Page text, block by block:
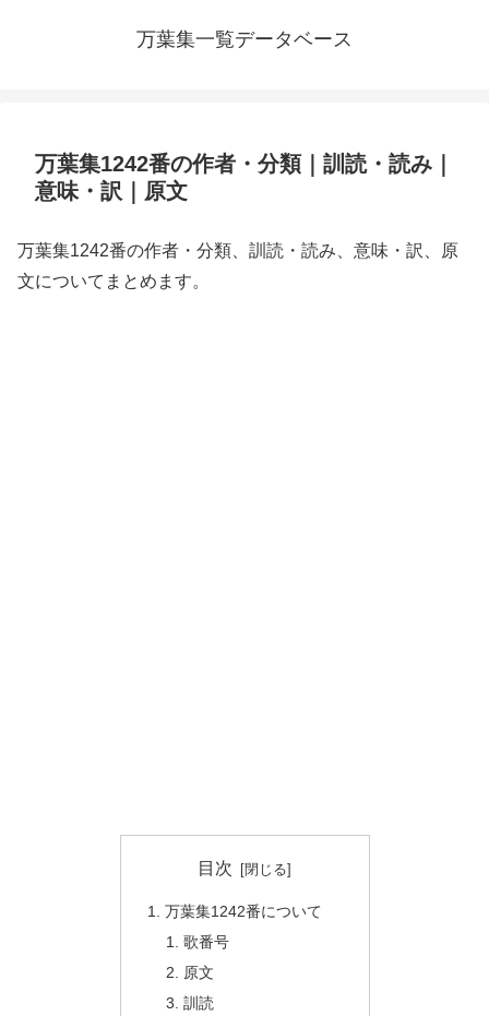
万葉集一覧データベース
万葉集1242番の作者・分類｜訓読・読み｜
意味・訳｜原文
万葉集1242番の作者・分類、訓読・読み、意味・訳、原
文についてまとめます。
目次
万葉集1242番について
歌番号
原文
訓読